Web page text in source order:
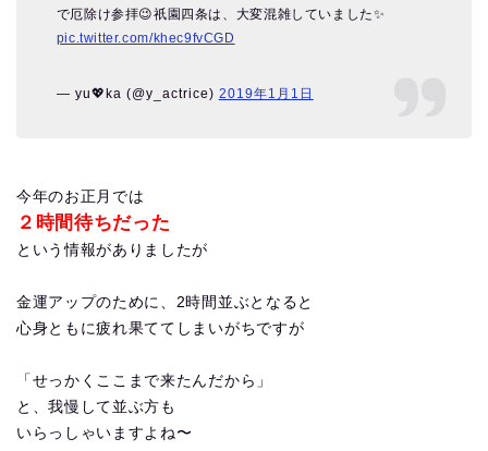
で厄除け参拝😉祇園四条は、大変混雑していました✨
pic.twitter.com/khec9fvCGD
— yu💖ka (@y_actrice) 2019年1月1日
今年のお正月では
２時間待ちだった
という情報がありましたが
金運アップのために、2時間並ぶとなると
心身ともに疲れ果ててしまいがちですが
「せっかくここまで来たんだから」
と、我慢して並ぶ方も
いらっしゃいますよね〜